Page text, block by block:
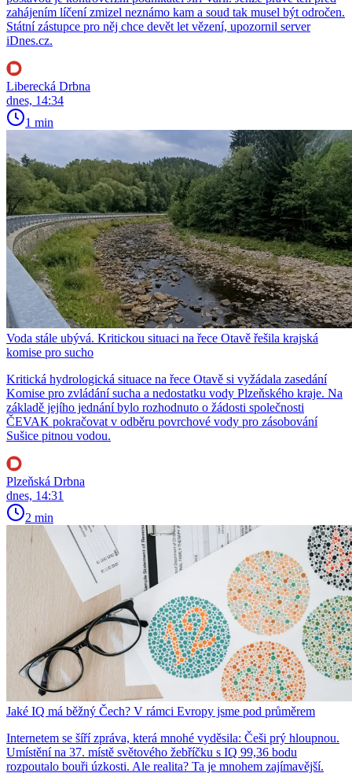
zahájením líčení zmizel neznámo kam a soud tak musel být odročen.
Státní zástupce pro něj chce devět let vězení, upozornil server
iDnes.cz.
Liberecká Drbna
dnes, 14:34
1 min
Voda stále ubývá. Kritickou situaci na řece Otavě řešila krajská
komise pro sucho
Kritická hydrologická situace na řece Otavě si vyžádala zasedání
Komise pro zvládání sucha a nedostatku vody Plzeňského kraje. Na
základě jejího jednání bylo rozhodnuto o žádosti společnosti
ČEVAK pokračovat v odběru povrchové vody pro zásobování
Sušice pitnou vodou.
Plzeňská Drbna
dnes, 14:31
2 min
Jaké IQ má běžný Čech? V rámci Evropy jsme pod průměrem
Internetem se šíří zpráva, která mnohé vyděsila: Češi prý hloupnou.
Umístění na 37. místě světového žebříčku s IQ 99,36 bodu
rozpoutalo bouři úzkosti. Ale realita? Ta je mnohem zajímavější.